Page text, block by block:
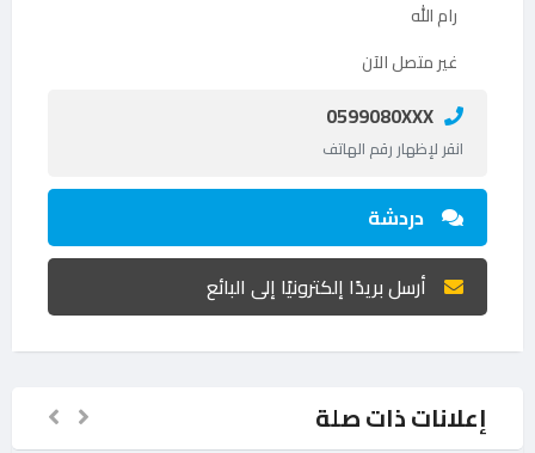
رام الله
غير متصل الآن
0599080XXX
انقر لإظهار رقم الهاتف
دردشة
أرسل بريدًا إلكترونيًا إلى البائع
إعلانات ذات صلة